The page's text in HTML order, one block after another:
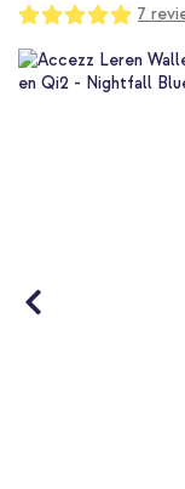
Waardering:
100
100
7
Ga
naar